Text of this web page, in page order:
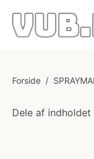
Forside /
Dele af